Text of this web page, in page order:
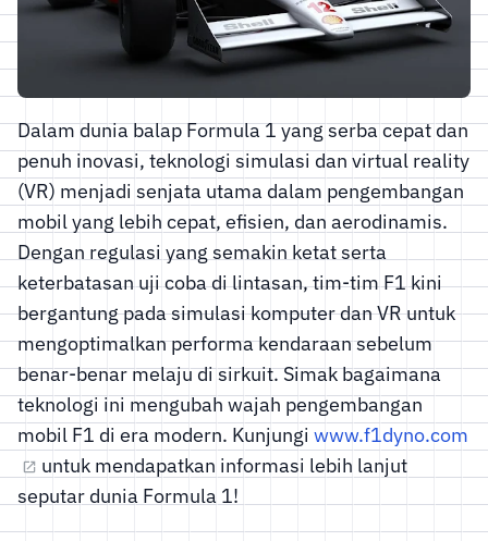
Dalam dunia balap Formula 1 yang serba cepat dan
penuh inovasi, teknologi simulasi dan virtual reality
(VR) menjadi senjata utama dalam pengembangan
mobil yang lebih cepat, efisien, dan aerodinamis.
Dengan regulasi yang semakin ketat serta
keterbatasan uji coba di lintasan, tim-tim F1 kini
bergantung pada simulasi komputer dan VR untuk
mengoptimalkan performa kendaraan sebelum
benar-benar melaju di sirkuit. Simak bagaimana
teknologi ini mengubah wajah pengembangan
mobil F1 di era modern. Kunjungi www.f1dyno.com
untuk mendapatkan informasi lebih lanjut
seputar dunia Formula 1!